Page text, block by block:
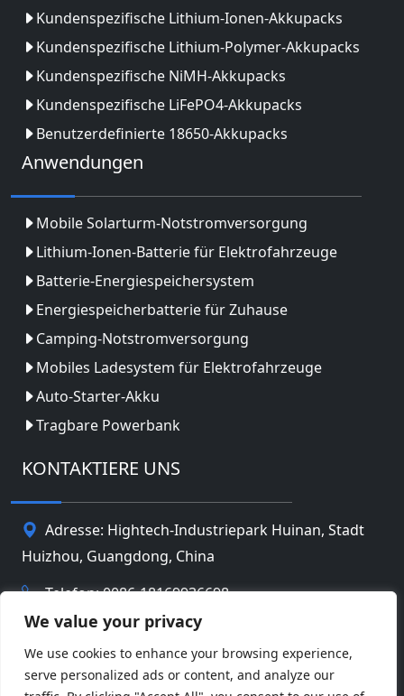
We value your privacy
We use cookies to enhance your browsing experience,
serve personalized ads or content, and analyze our
Kundenspezifische Lithium-Ionen-Akkupacks
Kundenspezifische Lithium-Polymer-Akkupacks
Kundenspezifische NiMH-Akkupacks
Kundenspezifische LiFePO4-Akkupacks
Benutzerdefinierte 18650-Akkupacks
Anwendungen
Mobile Solarturm-Notstromversorgung
Lithium-Ionen-Batterie für Elektrofahrzeuge
Batterie-Energiespeichersystem
Energiespeicherbatterie für Zuhause
Camping-Notstromversorgung
Mobiles Ladesystem für Elektrofahrzeuge
Auto-Starter-Akku
Tragbare Powerbank
KONTAKTIERE UNS
Adresse: Hightech-Industriepark Huinan, Stadt
Huizhou, Guangdong, China
Telefon: 0086-18169936698
info@jbbatterychina.com